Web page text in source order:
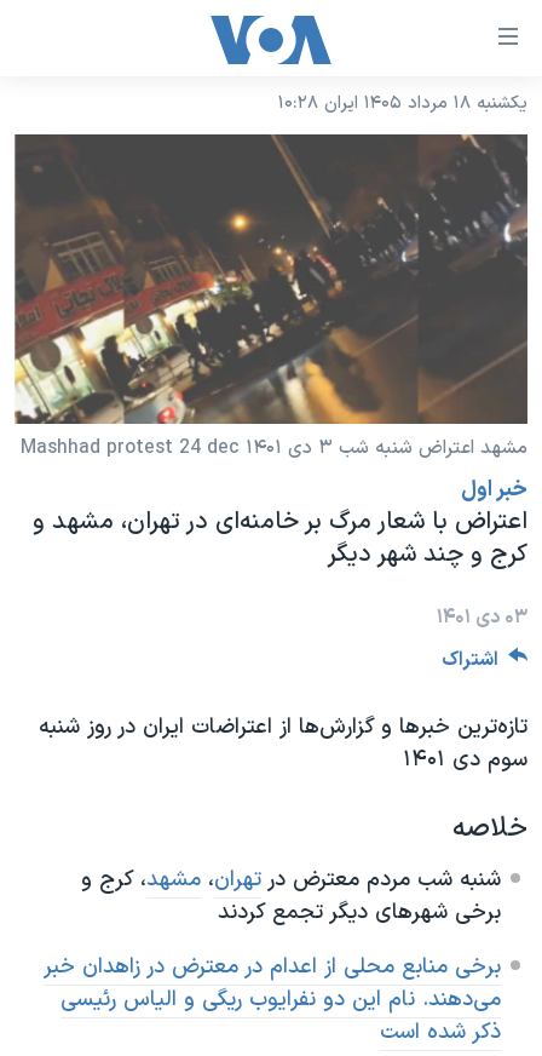
لینکهای
دسترسی
جهش
محتوای
اصلی
صفحه
به
جستجو
خانه
نسخه سبک وب‌سایت
موضوع ها
ایران
ورزشی
ویژه برنامه‌ها
ویدیوها
فرهنگ و زندگی
حقوق شهروندی
اقتصادی
اسرائیل در جنگ
آرشیو پخش زنده
برنامه های تلویزیونی
صفحه‌های ویژه
جام جهانی ۲۰۲۶
۲۵۰سالگی آمریکا
بایگانی برنامه‌های تلویزیونی
مستندها
انتخابات ریاست جمهوری آمریکا ۲۰۲۴
حمله جمهوری اسلامی به اسرائیل
ورزش زنان در ایران
مجموعه مستندهای دادخواهی
تریبونال مردمی آبان ۹۸
دادگاه حمید نوری
چهل سال گروگان‌گیری
قانون شفافیت دارائی کادر رهبری ایران
اعتراضات مردمی آبان ۹۸
فرکانس‌های صدای آمریکا
پخش رادیویی
یادگیری زبان انگلیسی
دنبال کنید
زبانهای مختلف
یکشنبه ۱۸ مرداد ۱۴۰۵ ایران ۱۰:۲۸
مشهد اعتراض شنبه شب ۳ دی ۱۴۰۱ Mashhad protest 24 dec
خبر اول
اعتراض با شعار مرگ بر خامنه‌ای در تهران، مشهد و
کرج و چند شهر دیگر
۰۳ دی ۱۴۰۱
اشتراک
تازه‌ترین خبرها و گزارش‌ها از اعتراضات ایران در روز شنبه
سوم دی ۱۴۰۱
خلاصه
شنبه شب مردم معترض درتهران،مشهد، کرج و
برخی شهرهای دیگر تجمع کردند
برخی منابع محلی از اعدام در معترض در زاهدان خبر
می‌دهند. نام این دو نفرایوب ریگی و الیاس رئيسی
ذکر شده است